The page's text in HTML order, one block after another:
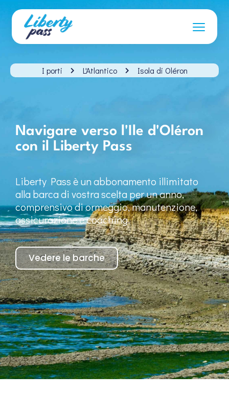
I porti L'Atlantico Isola di Oléron
Navigare verso l'Ile d'Oléron
con il Liberty Pass
Liberty Pass è un abbonamento illimitato
alla barca di vostra scelta per un anno,
comprensivo di ormeggio, manutenzione,
assicurazione e coaching.
Vedere le barche